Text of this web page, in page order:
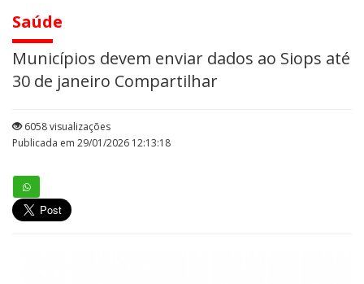
Saúde
Municípios devem enviar dados ao Siops até
30 de janeiro Compartilhar
6058 visualizações
Publicada em 29/01/2026 12:13:18